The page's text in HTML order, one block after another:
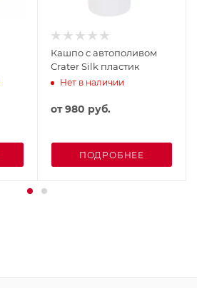
Кашпо с автополивом
Crater Silk пластик
Нет в наличии
от980 руб.
ПОДРОБНЕЕ